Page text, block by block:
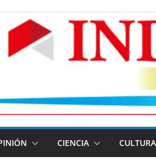
CIENCIA CULTURA